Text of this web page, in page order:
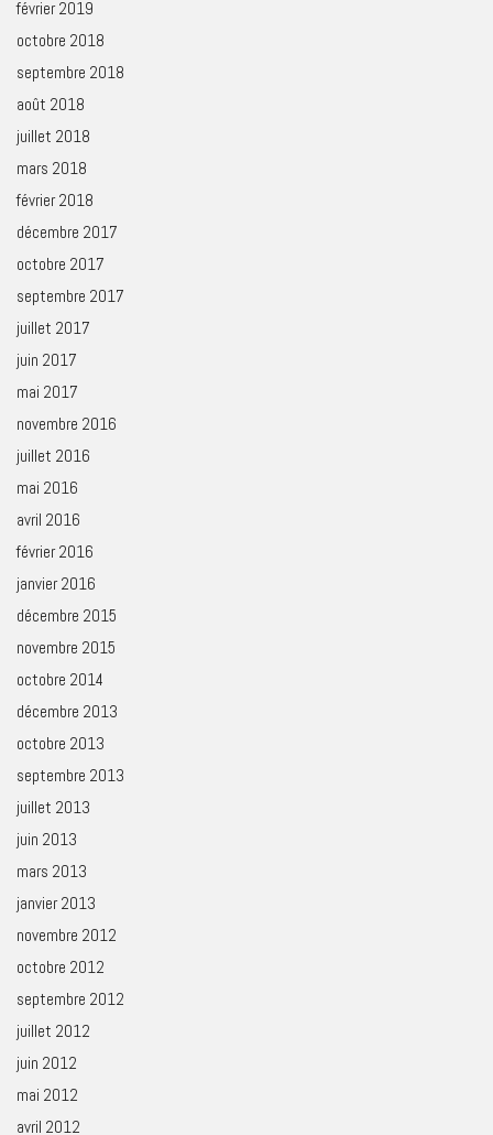
février 2019
octobre 2018
septembre 2018
août 2018
juillet 2018
mars 2018
février 2018
décembre 2017
octobre 2017
septembre 2017
juillet 2017
juin 2017
mai 2017
novembre 2016
juillet 2016
mai 2016
avril 2016
février 2016
janvier 2016
décembre 2015
novembre 2015
octobre 2014
décembre 2013
octobre 2013
septembre 2013
juillet 2013
juin 2013
mars 2013
janvier 2013
novembre 2012
octobre 2012
septembre 2012
juillet 2012
juin 2012
mai 2012
avril 2012